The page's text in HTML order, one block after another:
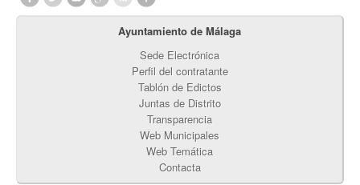
Ayuntamiento de Málaga
Sede Electrónica
Perfil del contratante
Tablón de Edictos
Juntas de Distrito
Transparencia
Web Municipales
Web Temática
Contacta